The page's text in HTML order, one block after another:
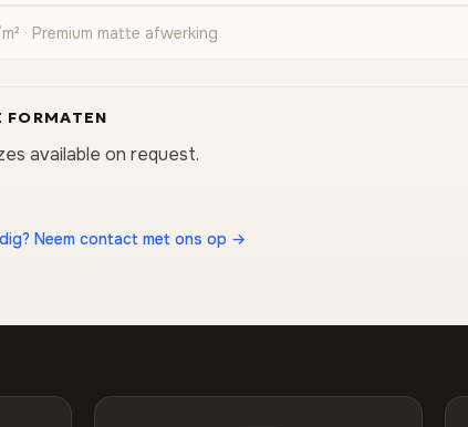
· Premium matte afwerking
FORMATEN
available on request.
Neem contact met ons op →